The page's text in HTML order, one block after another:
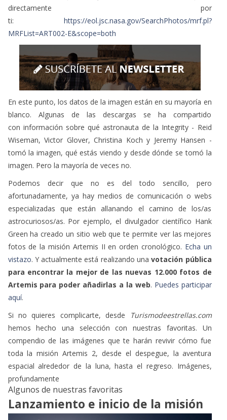
directamente por
ti: https://eol.jsc.nasa.gov/SearchPhotos/mrf.pl?
MRFList=ART002-E&scope=both
En este punto, los datos de la imagen están en su mayoría en
blanco. Algunas de las descargas se ha compartido
con información sobre qué astronauta de la Integrity - Reid
Wiseman, Victor Glover, Christina Koch y Jeremy Hansen -
tomó la imagen, qué estás viendo y desde dónde se tomó la
imagen. Pero la mayoría de veces no.
Podemos decir que no es del todo sencillo, pero
afortunadamente, ya hay medios de comunicación o webs
especializadas que están allanando el camino de los/as
astrocuriosos/as. Por ejemplo, el divulgador científico Hank
Green ha creado un sitio web que te permite ver las mejores
fotos de la misión Artemis II en orden cronológico. Echa un
vistazo. Y actualmente está realizando unavotación pública
para encontrar la mejor de las nuevas 12.000 fotos de
Artemis para poder añadirlas a la web. Puedes participar
aquí.
Si no quieres complicarte, desde
Turismodeestrellas.com
hemos hecho una selección con nuestras favoritas. Un
compendio de las imágenes que te harán revivir cómo fue
toda la misión Artemis 2, desde el despegue, la aventura
espacial alrededor de la luna, hasta el regreso. Imágenes,
profundamente
Algunos de nuestras favoritas
Lanzamiento e inicio de la misión